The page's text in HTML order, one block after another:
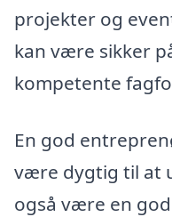
projekter og
kan være sikker
kompetente
En god
være dygtig til at
også være en